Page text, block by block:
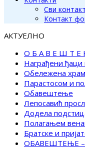
Сви
Контакт
АКТУЕЛНО
О Б А В Е Ш Т Е
Награђени ђаци
Обележена
Парастосом и
Обавештење
Лепосавић
Додела
Полагањем
Братске и
ОБАВЕШТЕЊЕ –